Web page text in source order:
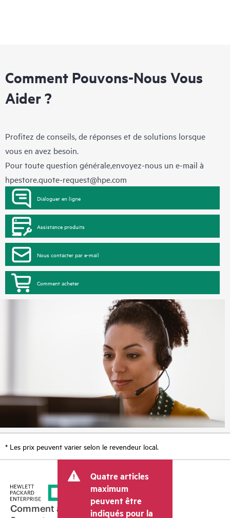
Comment Pouvons-Nous Vous
Aider ?
Profitez de conseils, de réponses et de solutions lorsque
vous en avez besoin.
Pour toute question générale,envoyez-nous un e-mail à
hpestore.quote-request@hpe.com
Dialoguer en ligne
Assistance produits
Nous contacter par e-mail
Comment acheter
* Les prix peuvent varier selon le revendeur local.
Quatre articles
maximum
peuvent être
indiqués pour la
Comment acheter